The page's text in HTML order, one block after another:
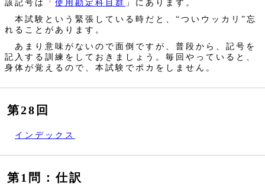
該記号は「 使用勘定科目群 」にあります。
本試験という緊張している時だと、“ついウッカリ”忘
れることがあります。
あまり意味がないので面倒ですが、普段から、記号を
記入する訓練をしておきましょう。毎回やっていると、
身体が覚えるので、本試験でポカをしません。
第28回
インデックス
第1問：仕訳